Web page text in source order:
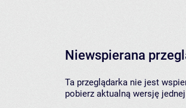
Niewspierana
Ta przeglądarka nie jest
pobierz aktualną wersję